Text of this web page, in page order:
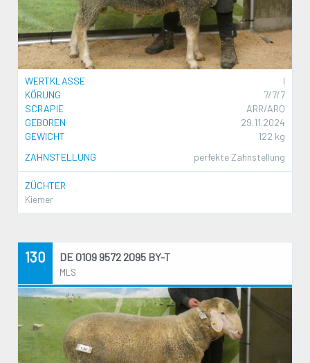
WERTKLASSE
I
KÖRUNG
7/7/7
SCRAPIE
ARR/ARQ
GEBOREN
29.11.2024
GEWICHT
122 kg
ZAHNSTELLUNG
perfekte Zahnstellung
ZÜCHTER
Kiemer
130 DE 0109 9572 2095 BY-T
MLS